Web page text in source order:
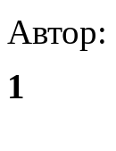
Автор:
1